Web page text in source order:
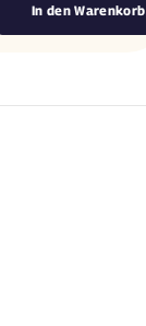
In den Warenkorb